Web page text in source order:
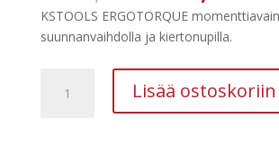
hinta
oli:
2063,21 €.
KSTOOLS ERGOTORQUE
suunnanvaihdolla ja kiertonupilla.
Momenttiavain
Lisää ostoskoriin